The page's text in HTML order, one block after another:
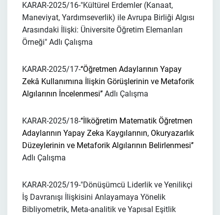
KARAR-2025/16-"Kültürel Erdemler (Kanaat,
Maneviyat, Yardımseverlik) ile Avrupa Birliği Algısı
Arasındaki İlişki: Üniversite Öğretim Elemanları
Örneği" Adlı Çalışma
KARAR-2025/17-‘‘Öğretmen Adaylarının Yapay
Zekâ Kullanımına İlişkin Görüşlerinin ve Metaforik
Algılarının İncelenmesi’’ Adlı Çalışma
KARAR-2025/18-‘‘İlköğretim Matematik Öğretmen
Adaylarının Yapay Zeka Kaygılarının, Okuryazarlık
Düzeylerinin ve Metaforik Algılarının Belirlenmesi’’
Adlı Çalışma
KARAR-2025/19-"Dönüşümcü Liderlik ve Yenilikçi
İş Davranışı İlişkisini Anlayamaya Yönelik
Bibliyometrik, Meta-analitik ve Yapısal Eşitlik